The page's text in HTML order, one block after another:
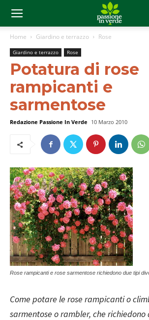
Home Giardino e terrazzo Rose
Giardino e terrazzo Rose
Potatura di rose
rampicanti e
sarmentose
Redazione Passione In Verde 10 Marzo 2010
Rose rampicanti e rose sarmentose richiedono due tipi
Come potare le rose rampicanti o
sarmentose o rambler, che